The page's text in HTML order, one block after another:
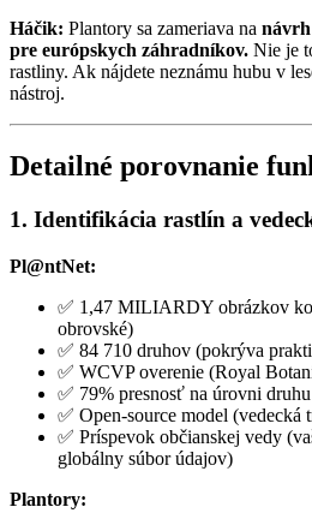
Háčik: Plantory sa zameriava na
pre európskych záhradníkov. Nie je
rastliny. Ak nájdete neznámu hubu v
nástroj.
Detailné porovnanie
1. Identifikácia rastlín a
Pl@ntNet:
✅ 1,47 MILIARDY obrázkov
obrovské)
✅ 84 710 druhov (pokrýva
✅ WCVP overenie (Royal
✅ 79% presnosť na úrovni
✅ Open-source model (vedecká
✅ Príspevok občianskej vedy
globálny súbor údajov)
Plantory: